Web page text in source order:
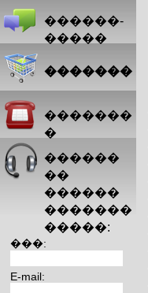
������-
�����
�������
�������
�
������
��
������
�������
�����:
���:
E-mail: